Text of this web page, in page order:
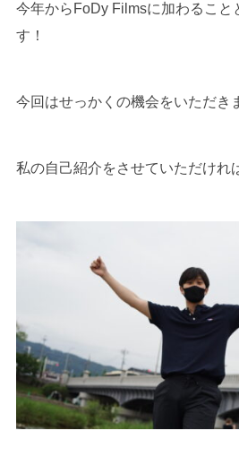
今年からFoDy Filmsに加わること
す！
今回はせっかくの機会をいただき
私の自己紹介をさせていただけれ